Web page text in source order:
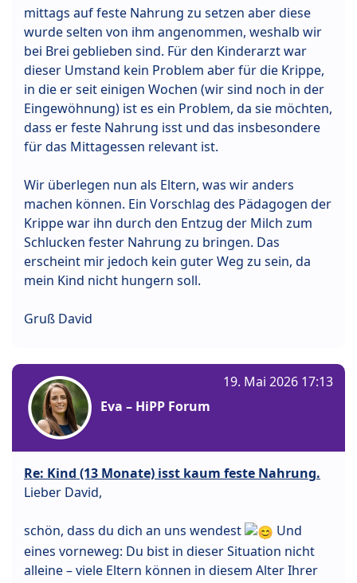
mittags auf feste Nahrung zu setzen aber diese
wurde selten von ihm angenommen, weshalb wir
bei Brei geblieben sind. Für den Kinderarzt war
dieser Umstand kein Problem aber für die Krippe,
in die er seit einigen Wochen (wir sind noch in der
Eingewöhnung) ist es ein Problem, da sie möchten,
dass er feste Nahrung isst und das insbesondere
für das Mittagessen relevant ist.
Wir überlegen nun als Eltern, was wir anders
machen können. Ein Vorschlag des Pädagogen der
Krippe war ihn durch den Entzug der Milch zum
Schlucken fester Nahrung zu bringen. Das
erscheint mir jedoch kein guter Weg zu sein, da
mein Kind nicht hungern soll.
Gruß David
Eva – HiPP Forum
19. Mai 2026 17:13
Re: Kind (13 Monate) isst kaum feste Nahrung.
Lieber David,
schön, dass du dich an uns wendest
Und
eines vorneweg: Du bist in dieser Situation nicht
alleine – viele Eltern können in diesem Alter Ihrer